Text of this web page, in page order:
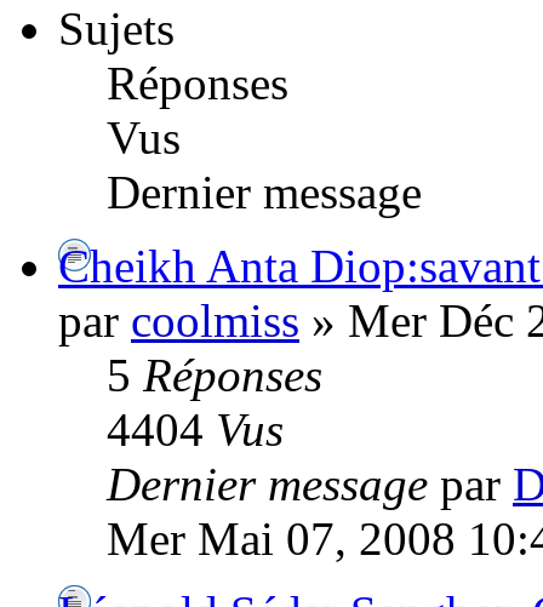
Sujets
Réponses
Vus
Dernier message
Cheikh Anta
par coolmiss » Mer Déc
5 Réponses
4404 Vus
Dernier message par
Mer Mai 07, 2008